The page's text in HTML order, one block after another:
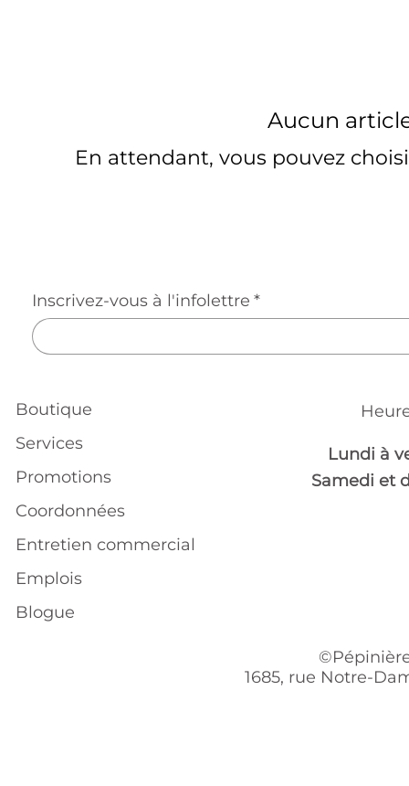
Aucun
En attendant, vous pouvez
Inscrivez-vous à l'infolettre *
Boutique
Services
Promotions
Coordonnées
Entretien commercial
Emplois
Blogue
Lundi à
Samedi et
1685, rue Notre-